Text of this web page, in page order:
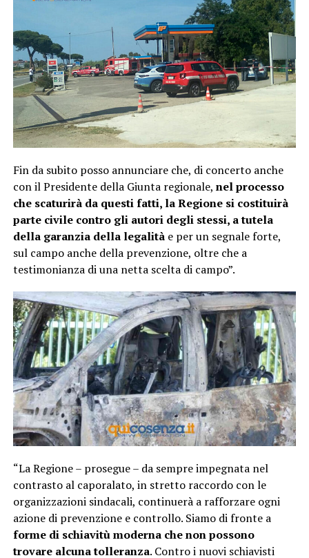
Fin da subito posso annunciare che, di concerto anche
con il Presidente della Giunta regionale, nel processo
che scaturirà da questi fatti, la Regione si costituirà
parte civile contro gli autori degli stessi, a tutela
della garanzia della legalitàe per un segnale forte,
sul campo anche della prevenzione, oltre che a
testimonianza di una netta scelta di campo”.
“La Regione – prosegue – da sempre impegnata nel
contrasto al caporalato, in stretto raccordo con le
organizzazioni sindacali, continuerà a rafforzare ogni
azione di prevenzione e controllo. Siamo di fronte a
forme di schiavitù moderna che non possono
trovare alcuna tolleranza. Contro i nuovi schiavisti